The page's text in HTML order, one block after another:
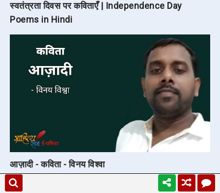
स्वतंत्रता दिवस पर कविताएँ | Independence Day
Poems in Hindi
आज़ादी - कविता - विनय विश्वा